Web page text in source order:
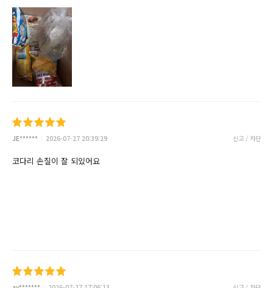
JE****** 2026-07-27 20:39:29 신고 / 차단
코다리 손질이 잘 되있어요